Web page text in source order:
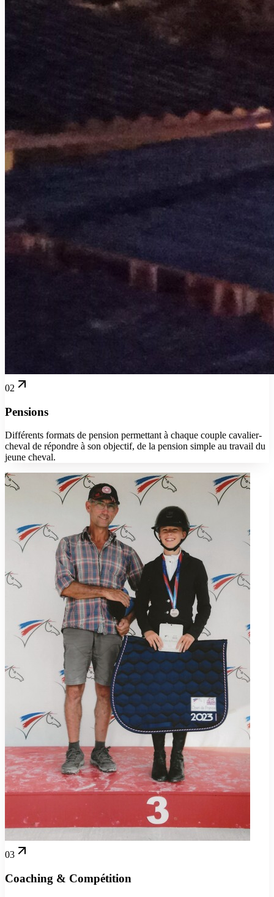
02
Pensions
Différents formats de pension permettant à chaque couple cavalier-
cheval de répondre à son objectif, de la pension simple au travail du
jeune cheval.
03
Coaching & Compétition